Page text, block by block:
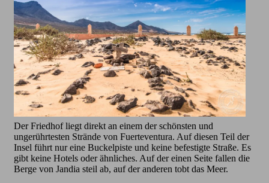
Der Friedhof liegt direkt an einem der schönsten und
ungerührtesten Strände von Fuerteventura. Auf diesen Teil der
Insel führt nur eine Buckelpiste und keine befestigte Straße. Es
gibt keine Hotels oder ähnliches. Auf der einen Seite fallen die
Berge von Jandia steil ab, auf der anderen tobt das Meer.